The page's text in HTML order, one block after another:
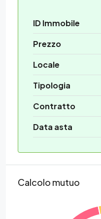
ID Immobile
Prezzo
Locale
Tipologia
Contratto
Data asta
Calcolo mutuo